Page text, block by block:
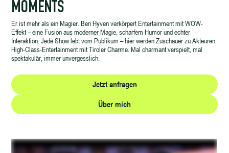
MOMENTS
Er ist mehr als ein Magier. Ben Hyven verkörpert Entertainment mit WOW-
Effekt – eine Fusion aus moderner Magie, scharfem Humor und echter
Interaktion. Jede Show lebt vom Publikum – hier werden Zuschauer zu Akteuren.
High-Class-Entertainment mit Tiroler Charme. Mal charmant verspielt, mal
spektakulär, immer unvergesslich.
Jetzt anfragen
Über mich